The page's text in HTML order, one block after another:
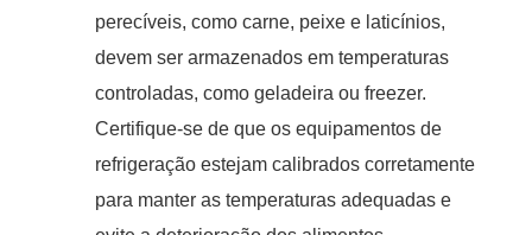
perecíveis, como carne, peixe e laticínios,
devem ser armazenados em temperaturas
controladas, como geladeira ou freezer.
Certifique-se de que os equipamentos de
refrigeração estejam calibrados corretamente
para manter as temperaturas adequadas e